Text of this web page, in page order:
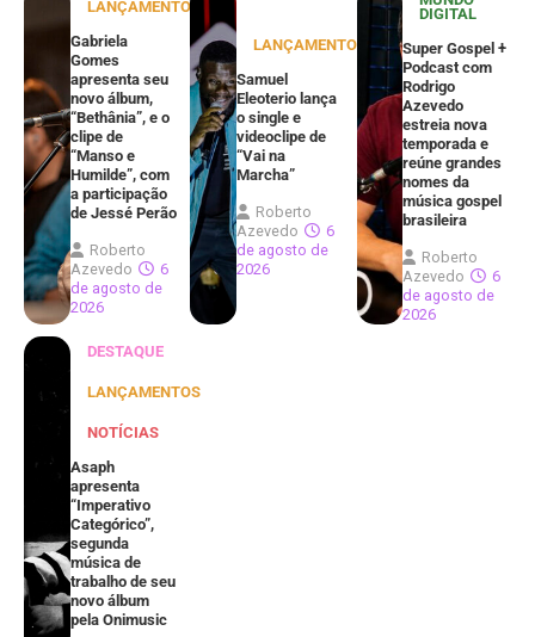
LANÇAMENTOS
Gabriela
Gomes
apresenta seu
novo álbum,
“Bethânia”, e o
clipe de
“Manso e
Humilde”, com
a participação
de Jessé Perão
Roberto
Azevedo
6
de agosto de
2026
LANÇAMENTOS
Samuel
Eleoterio lança
o single e
videoclipe de
“Vai na
Marcha”
Roberto
Azevedo
6
de agosto de
2026
DIGITAL
Super Gospel +
Podcast com
Rodrigo
Azevedo
estreia nova
temporada e
reúne grandes
nomes da
música gospel
brasileira
Roberto
Azevedo
6
de agosto de
2026
DESTAQUE
LANÇAMENTOS
NOTÍCIAS
Asaph
apresenta
“Imperativo
Categórico”,
segunda
música de
trabalho de seu
novo álbum
pela Onimusic